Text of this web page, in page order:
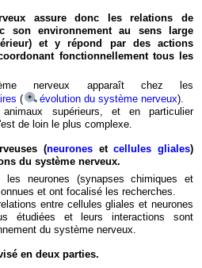
assure donc les relations de
son environnement au sens large
et y répond par des actions
fonctionnellement tous les
nerveux apparaît chez les
( évolution du système nerveux).
supérieurs, et en particulier
de loin le plus complexe.
(neuronesetcellules gliales)
du système nerveux.
les neurones (synapses chimiques et
et ont focalisé les recherches.
entre cellules gliales et neurones
étudiées et leurs interactions sont
du système nerveux.
en deux parties.